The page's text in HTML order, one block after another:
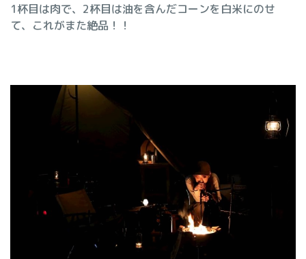
1杯目は肉で、2杯目は油を含んだコーンを白米にのせ
て、これがまた絶品！！